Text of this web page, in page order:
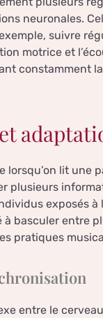
neuronales.
suivre
motrice et
constamment
lorsqu’on lit une
plusieurs
exposés
basculer entre
pratiques
entre le